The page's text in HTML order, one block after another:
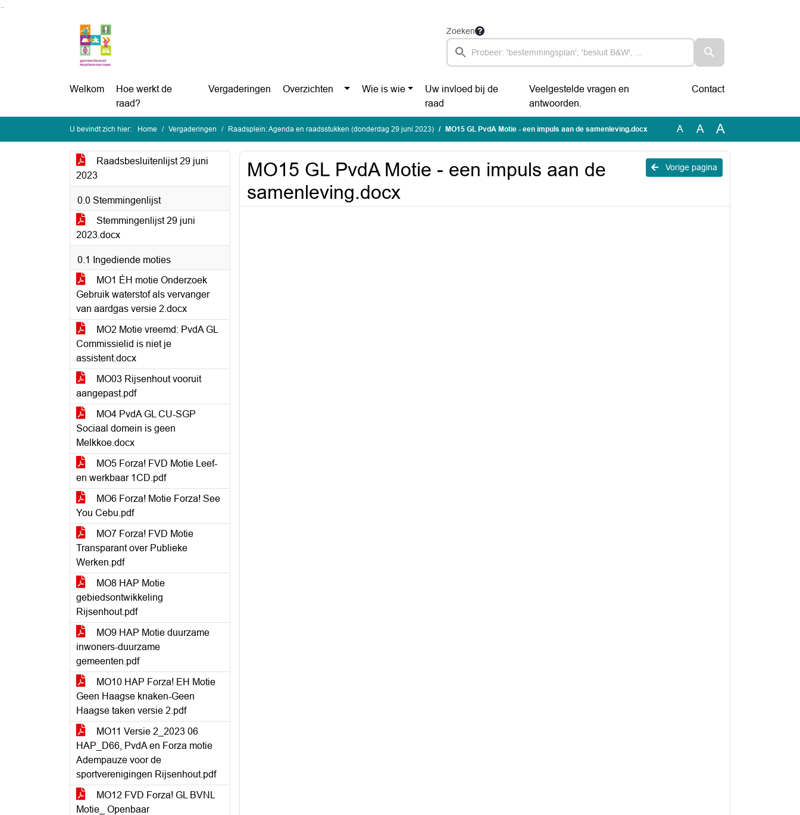
Zoeken
Welkom
Hoe werkt de
raad?
Vergaderingen Overzichten Wie is wie
Uw invloed bij de
raad
Veelgestelde vragen en
antwoorden.
Contact
U bevindt zich hier: Home Vergaderingen Raadsplein: Agenda en raadsstukken (donderdag 29 juni 2023) MO15 GL PvdA Motie - een impuls aan de samenleving.docx A A A
Raadsbesluitenlijst 29 juni
2023
0.0 Stemmingenlijst
Stemmingenlijst 29 juni
2023.docx
0.1 Ingediende moties
MO1 ÉH motie Onderzoek
Gebruik waterstof als vervanger
van aardgas versie 2.docx
MO2 Motie vreemd: PvdA GL
Commissielid is niet je
assistent.docx
MO03 Rijsenhout vooruit
aangepast.pdf
MO4 PvdA GL CU-SGP
Sociaal domein is geen
Melkkoe.docx
MO5 Forza! FVD Motie Leef-
en werkbaar 1CD.pdf
MO6 Forza! Motie Forza! See
You Cebu.pdf
MO7 Forza! FVD Motie
Transparant over Publieke
Werken.pdf
MO8 HAP Motie
gebiedsontwikkeling
Rijsenhout.pdf
MO9 HAP Motie duurzame
inwoners-duurzame
gemeenten.pdf
MO10 HAP Forza! EH Motie
Geen Haagse knaken-Geen
Haagse taken versie 2.pdf
MO11 Versie 2_2023 06
HAP_D66, PvdA en Forza motie
Adempauze voor de
sportverenigingen Rijsenhout.pdf
MO12 FVD Forza! GL BVNL
Motie_ Openbaar
Vorige pagina
MO15 GL PvdA Motie - een impuls aan de
samenleving.docx